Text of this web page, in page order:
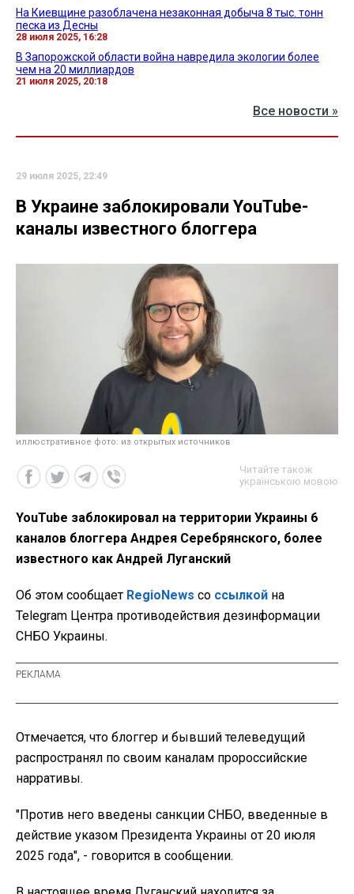
На Киевщине разоблачена незаконная добыча 8 тыс. тонн
песка из Десны
28 июля 2025, 16:28
В Запорожской области война навредила экологии более
чем на 20 миллиардов
21 июля 2025, 20:18
Все новости »
29 июля 2025, 22:49
В Украине заблокировали YouTube-
каналы известного блоггера
иллюстративное фото: из открытых источников
Читайте також
українською мовою
YouTube заблокировал на территории Украины 6
каналов блоггера Андрея Серебрянского, более
известного как Андрей Луганский
Об этом сообщает RegioNews со ссылкой на
Telegram Центра противодействия дезинформации
СНБО Украины.
Отмечается, что блоггер и бывший телеведущий
распространял по своим каналам пророссийские
нарративы.
"Против него введены санкции СНБО, введенные в
действие указом Президента Украины от 20 июля
2025 года", - говорится в сообщении.